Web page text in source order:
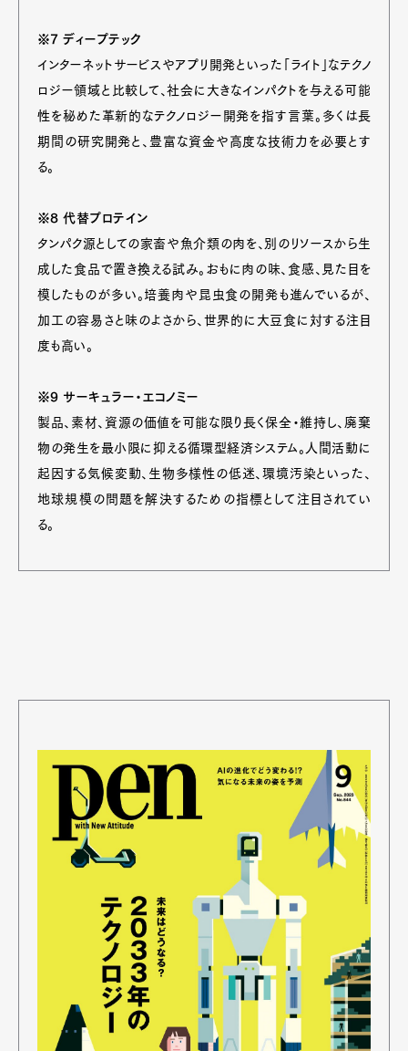
※7 ディープテック
インターネットサービスやアプリ開発といった「ライト」なテクノ
ロジー領域と比較して、社会に大きなインパクトを与える可能
性を秘めた革新的なテクノロジー開発を指す言葉。多くは長
期間の研究開発と、豊富な資金や高度な技術力を必要とす
る。
※8 代替プロテイン
タンパク源としての家畜や魚介類の肉を、別のリソースから生
成した食品で置き換える試み。おもに肉の味、食感、見た目を
模したものが多い。培養肉や昆虫食の開発も進んでいるが、
加工の容易さと味のよさから、世界的に大豆食に対する注目
度も高い。
※9 サーキュラー・エコノミー
製品、素材、資源の価値を可能な限り長く保全・維持し、廃棄
物の発生を最小限に抑える循環型経済システム。人間活動に
起因する気候変動、生物多様性の低迷、環境汚染といった、
地球規模の問題を解決するための指標として注目されてい
る。